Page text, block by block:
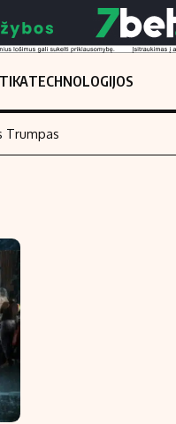
TECHNOLOGIJOS
išmokos skaičiuoklė
Trumpas